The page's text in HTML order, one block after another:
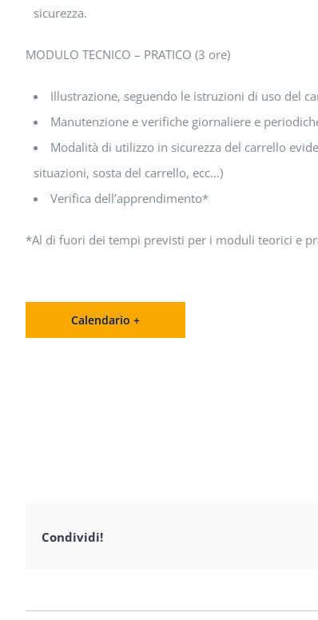
sicurezza.
MODULO TECNICO – PRATICO (3 ore)
Illustrazione, seguendo le istruzioni di uso del
Manutenzione e verifiche giornaliere e
Modalità di utilizzo in sicurezza del carrello
situazioni, sosta del carrello, ecc…)
Verifica dell’apprendimento*
*Al di fuori dei tempi previsti per i moduli teorici e
Calendario +
Condividi!